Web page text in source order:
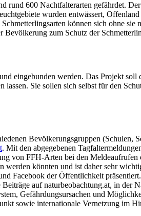
rund 600 Nachtfalterarten gefährdet.
wurden entwässert,
können sich ohne
zum Schutz der
eingebunden werden. Das Projekt
Sie sollen sich selbst für den
Bevölkerungsgruppen (Schulen,
. Mit den abgegebenen
von FFH-Arten bei den
werden könnten und ist daher sehr
Facebook der Öffentlichkeit
auf naturbeobachtung.at, in der
Gefährdungsursachen und
sowie internationale Vernetzung im